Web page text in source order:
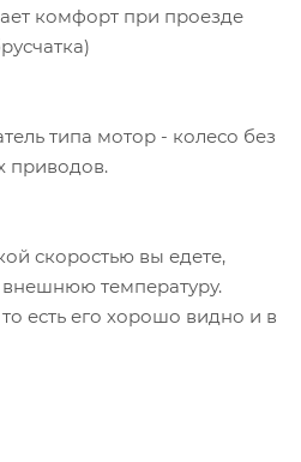
комфорт при проезде
типа мотор - колесо без
приводов.
скоростью вы едете,
внешнюю температуру.
есть его хорошо видно и в